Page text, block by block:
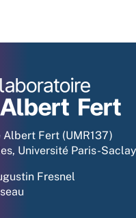
Fert (UMR137)
Université Paris-Saclay
Fresnel